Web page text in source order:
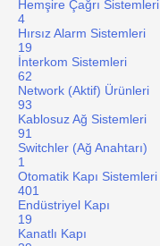
Hemşire Çağrı Sistemleri
4
Hırsız Alarm Sistemleri
19
İnterkom Sistemleri
62
Network (Aktif) Ürünleri
93
Kablosuz Ağ Sistemleri
91
Switchler (Ağ Anahtarı)
1
Otomatik Kapı Sistemleri
401
Endüstriyel Kapı
19
Kanatlı Kapı